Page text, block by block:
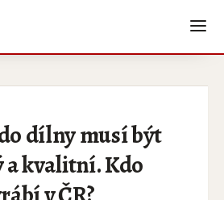
dílny musí být
kvalitní. Kdo